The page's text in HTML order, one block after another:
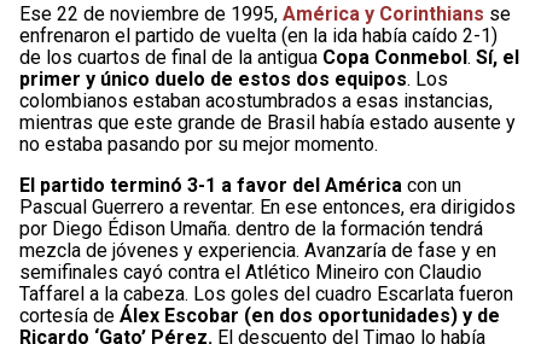
Ese 22 de noviembre de 1995, América y Corinthians se
enfrenaron el partido de vuelta (en la ida había caído 2-1)
de los cuartos de final de la antigua Copa Conmebol. Sí, el
primer y único duelo de estos dos equipos. Los
colombianos estaban acostumbrados a esas instancias,
mientras que este grande de Brasil había estado ausente y
no estaba pasando por su mejor momento.
El partido terminó 3-1 a favor del América con un
Pascual Guerrero a reventar. En ese entonces, era dirigidos
por Diego Édison Umaña. dentro de la formación tendrá
mezcla de jóvenes y experiencia. Avanzaría de fase y en
semifinales cayó contra el Atlético Mineiro con Claudio
Taffarel a la cabeza. Los goles del cuadro Escarlata fueron
cortesía de Álex Escobar (en dos oportunidades) y de
Ricardo ‘Gato’ Pérez. El descuento del Timao lo había